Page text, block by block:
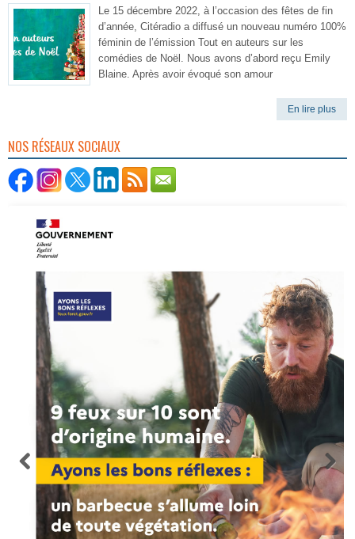
Le 15 décembre 2022, à l’occasion des fêtes de fin
d’année, Citéradio a diffusé un nouveau numéro 100%
féminin de l’émission Tout en auteurs sur les
comédies de Noël. Nous avons d’abord reçu Emily
Blaine. Après avoir évoqué son amour
En lire plus
NOS RÉSEAUX SOCIAUX